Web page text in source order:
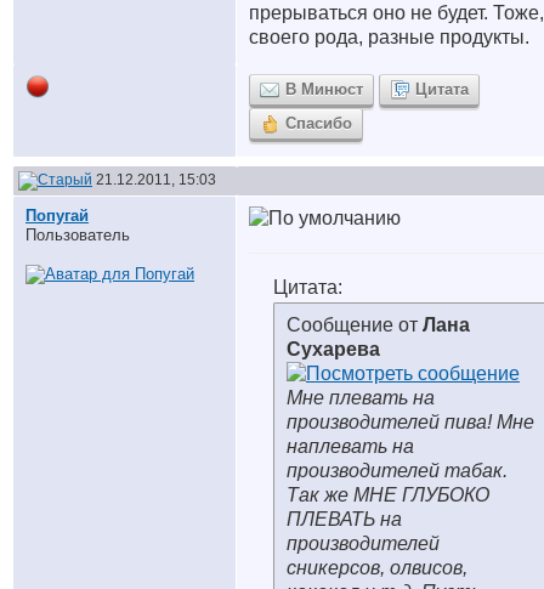
прерываться оно не будет. Тоже,
своего рода, разные продукты.
В Минюст
Цитата
Спасибо
21.12.2011, 15:03
Попугай
Пользователь
Цитата:
Сообщение от Лана
Сухарева
Мне плевать на
производителей пива! Мне
наплевать на
производителей табак.
Так же МНЕ ГЛУБОКО
ПЛЕВАТЬ на
производителей
сникерсов, олвисов,